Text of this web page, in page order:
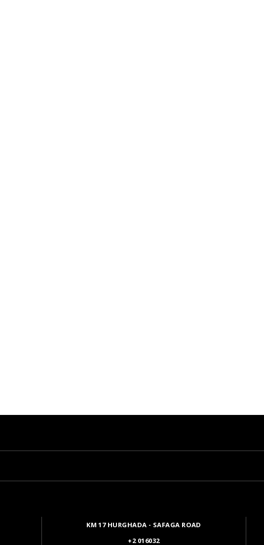
KM 17 HURGHADA - SAFAGA ROAD
+2 016032